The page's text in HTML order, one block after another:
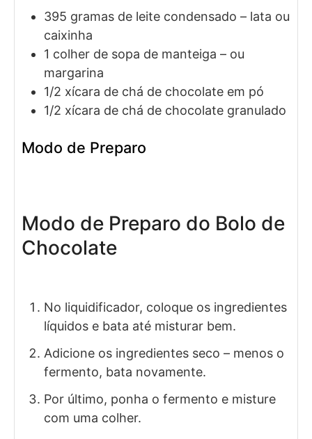
395 gramas de leite condensado – lata ou
caixinha
1 colher de sopa de manteiga – ou
margarina
1/2 xícara de chá de chocolate em pó
1/2 xícara de chá de chocolate granulado
Modo de Preparo
Modo de Preparo do Bolo de
Chocolate
No liquidificador, coloque os ingredientes
líquidos e bata até misturar bem.
Adicione os ingredientes seco – menos o
fermento, bata novamente.
Por último, ponha o fermento e misture
com uma colher.